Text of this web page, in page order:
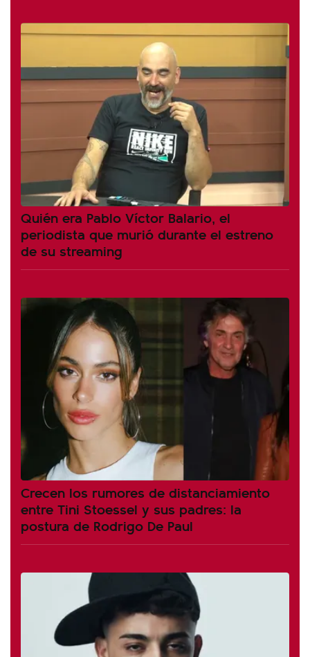
Quién era Pablo Víctor Balario, el
periodista que murió durante el estreno
de su streaming
Crecen los rumores de distanciamiento
entre Tini Stoessel y sus padres: la
postura de Rodrigo De Paul